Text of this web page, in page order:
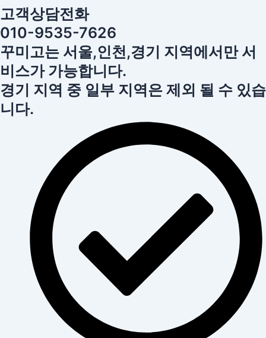
고객상담전화
010-9535-7626
꾸미고는 서울,인천,경기 지역에서만 서
비스가 가능합니다.
경기 지역 중 일부 지역은 제외 될 수 있습
니다.